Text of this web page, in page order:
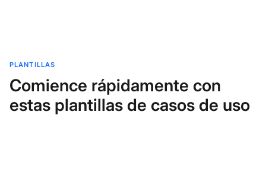
PLANTILLAS
Comience rápidamente con
estas plantillas de casos de uso